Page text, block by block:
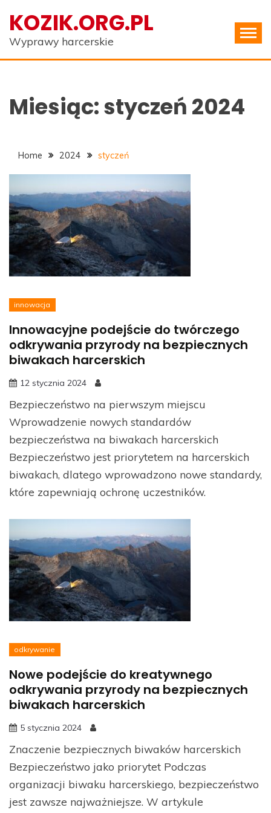
content
KOZIK.ORG.PL
Wyprawy harcerskie
Miesiąc:styczeń 2024
Home 2024 styczeń
innowacja
Innowacyjne podejście do twórczego
odkrywania przyrody na bezpiecznych
biwakach harcerskich
12 stycznia 2024
Bezpieczeństwo na pierwszym miejscu
Wprowadzenie nowych standardów
bezpieczeństwa na biwakach harcerskich
Bezpieczeństwo jest priorytetem na harcerskich
biwakach, dlatego wprowadzono nowe standardy,
które zapewniają ochronę uczestników.
odkrywanie
Nowe podejście do kreatywnego
odkrywania przyrody na bezpiecznych
biwakach harcerskich
5 stycznia 2024
Znaczenie bezpiecznych biwaków harcerskich
Bezpieczeństwo jako priorytet Podczas
organizacji biwaku harcerskiego, bezpieczeństwo
jest zawsze najważniejsze. W artykule